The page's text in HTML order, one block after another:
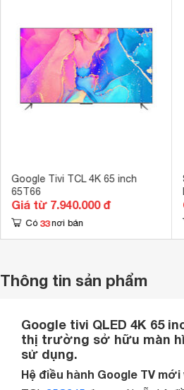
Google Tivi TCL 4K 65 inch
65T66
Giá từ 7.940.000 đ
Có 33 nơi bán
Thông tin sản phẩm
Google tivi QLED 4K 65
thị trường sở hữu màn
sử dụng.
Hệ điều hành Google TV